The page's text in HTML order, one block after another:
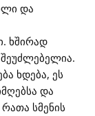
და
ხშირად
შეუძლებელია.
ხდება, ეს
და
სმენის